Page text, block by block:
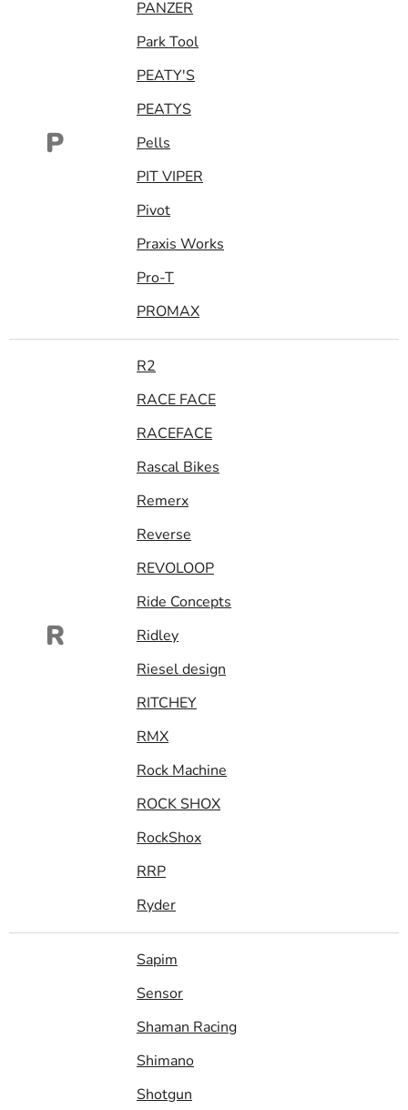
P
PANZER
Park Tool
PEATY'S
PEATYS
Pells
PIT VIPER
Pivot
Praxis Works
Pro-T
PROMAX
R
R2
RACE FACE
RACEFACE
Rascal Bikes
Remerx
Reverse
REVOLOOP
Ride Concepts
Ridley
Riesel design
RITCHEY
RMX
Rock Machine
ROCK SHOX
RockShox
RRP
Ryder
Sapim
Sensor
Shaman Racing
Shimano
Shotgun